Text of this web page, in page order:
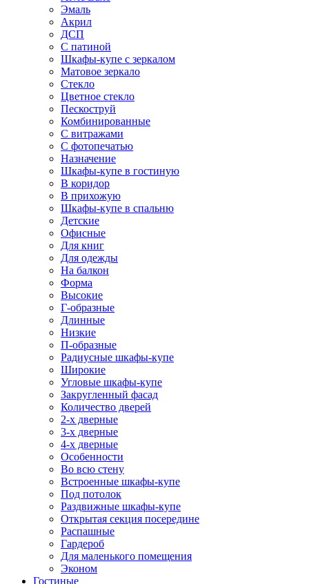
Эмаль
Акрил
ДСП
С патиной
Шкафы-купе с зеркалом
Матовое зеркало
Стекло
Цветное стекло
Пескоструй
Комбинированные
С витражами
С фотопечатью
Назначение
Шкафы-купе в гостиную
В коридор
В прихожую
Шкафы-купе в спальню
Детские
Офисные
Для книг
Для одежды
На балкон
Форма
Высокие
Г-образные
Длинные
Низкие
П-образные
Радиусные шкафы-купе
Широкие
Угловые шкафы-купе
Закругленный фасад
Количество дверей
2-х дверные
3-х дверные
4-х дверные
Особенности
Во всю стену
Встроенные шкафы-купе
Под потолок
Раздвижные шкафы-купе
Открытая секция посередине
Распашные
Гардероб
Для маленького помещения
Эконом
Гостиные